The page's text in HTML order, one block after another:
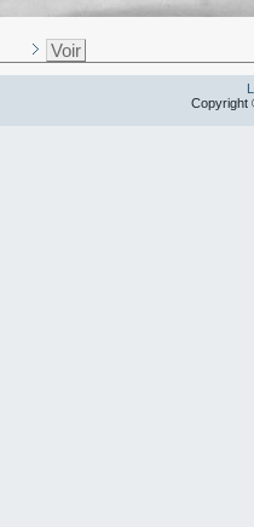
Voir
Copyright